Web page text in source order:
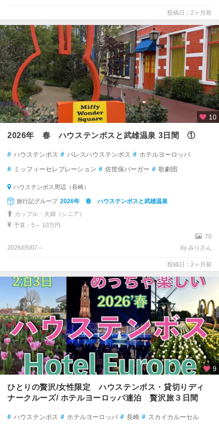
投稿日：2ヶ月前
10
2026年 春 ハウステンボスと武雄温泉 3日間 ①
# ハウステンボス # パレスハウステンボス # ホテルヨーロッパ
# ミッフィーセレブレーション # 佐世保バーガー # 歌劇団
ハウステンボス周辺（長崎）
旅行記グループ 2026年 春 ハウステンボスと武雄温泉
カップル・夫婦（シニア）
予算：5～ 10万円
70
2026/05/07～
by みりさん
投稿日：2ヶ月前
9
ひとりの贅沢/女性限定 ハウステンボス・貸切りディ
ナークルーズ/ ホテルヨーロッパ連泊 贅沢旅３日間
# ハウステンボス # ホテルヨーロッパ # 長崎 # スカイカルーセル